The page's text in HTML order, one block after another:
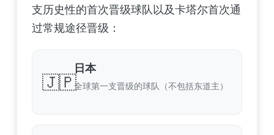
支历史性的首次晋级球队以及卡塔尔首次通
过常规途径晋级：
🇯🇵
日本
全球第一支晋级的球队（不包括东道主）